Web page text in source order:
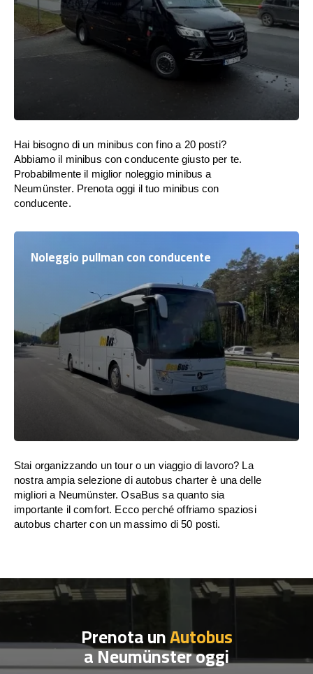
Hai bisogno di un minibus con fino a 20 posti?
Abbiamo il minibus con conducente giusto per te.
Probabilmente il miglior noleggio minibus a
Neumünster. Prenota oggi il tuo minibus con
conducente.
Noleggio pullman con conducente
Stai organizzando un tour o un viaggio di lavoro? La
nostra ampia selezione di autobus charter è una delle
migliori a Neumünster. OsaBus sa quanto sia
importante il comfort. Ecco perché offriamo spaziosi
autobus charter con un massimo di 50 posti.
Prenota unAutobus
a Neumünster oggi